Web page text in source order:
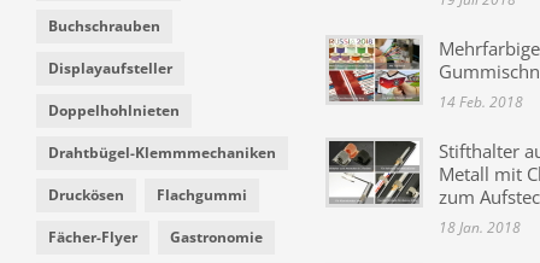
Buchschrauben
Displayaufsteller
Doppelhohlnieten
Drahtbügel-Klemmmechaniken
Druckösen Flachgummi
Fächer-Flyer Gastronomie
Mehrfarbige
14 Feb. 2018
Stifthalter
Metall mit
zum
18 Jan. 2018